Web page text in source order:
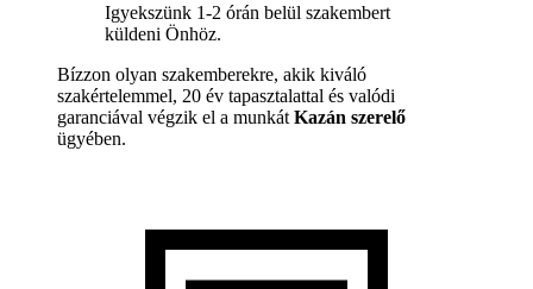
Igyekszünk 1-2 órán belül szakembert
küldeni Önhöz.
Bízzon olyan szakemberekre, akik kiváló
szakértelemmel, 20 év tapasztalattal és valódi
garanciával végzik el a munkát Kazán szerelő
ügyében.